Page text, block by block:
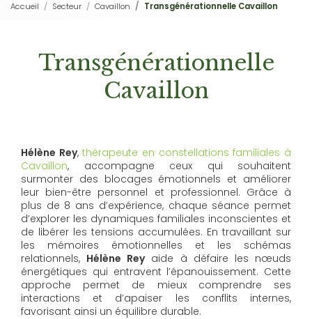
Accueil Secteur Cavaillon Transgénérationnelle Cavaillon
Transgénérationnelle
Cavaillon
Hélène Rey,thérapeute en constellations familiales à
Cavaillon, accompagne ceux qui souhaitent
surmonter des blocages émotionnels et améliorer
leur bien-être personnel et professionnel. Grâce à
plus de 8 ans d’expérience, chaque séance permet
d’explorer les dynamiques familiales inconscientes et
de libérer les tensions accumulées. En travaillant sur
les mémoires émotionnelles et les schémas
relationnels, Hélène Reyaide à défaire les nœuds
énergétiques qui entravent l’épanouissement. Cette
approche permet de mieux comprendre ses
interactions et d’apaiser les conflits internes,
favorisant ainsi un équilibre durable.